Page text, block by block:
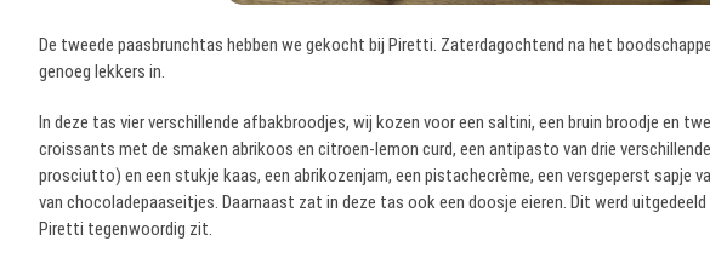
De tweede paasbrunchtas hebben we gekocht bij Piretti. Zaterdagochtend na het
genoeg lekkers in.
In deze tas vier verschillende afbakbroodjes, wij kozen voor een saltini, een bruin broodje en
croissants met de smaken abrikoos en citroen-lemon curd, een antipasto van drie
prosciutto) en een stukje kaas, een abrikozenjam, een pistachecrème, een versgeperst sapje
van chocoladepaaseitjes. Daarnaast zat in deze tas ook een doosje eieren. Dit werd
Piretti tegenwoordig zit.